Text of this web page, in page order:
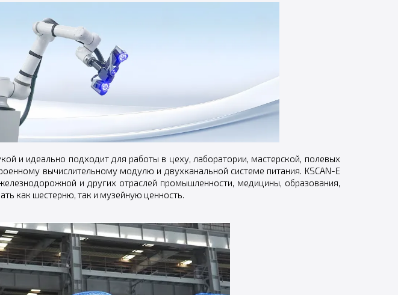
и идеально подходит для работы в цеху, лаборатории, мастерской, полевых
вычислительному модулю и двухканальной системе питания. KSCAN-E
и других отраслей промышленности, медицины, образования,
как шестерню, так и музейную ценность.